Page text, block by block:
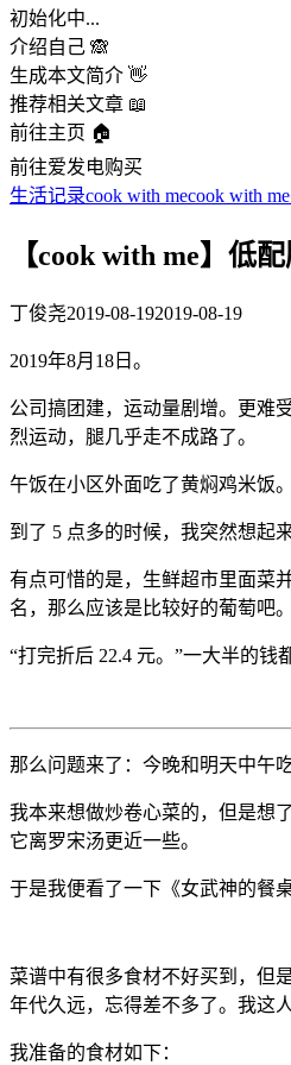
初始化中...
介绍自己 🙈
生成本文简介 👋
推荐相关文章 📖
前往主页 🏠
前往爱发电购买
生活记录cook with mecook with me
【cook with me】低
丁俊尧2019-08-192019-08-19
2019年8月18日。
公司搞团建，运动量剧增。更难
烈运动，腿几乎走不成路了。
午饭在小区外面吃了黄焖鸡米饭
到了 5 点多的时候，我突然想起
有点可惜的是，生鲜超市里面菜
名，那么应该是比较好的葡萄吧。
“打完折后 22.4 元。”一大半的钱
那么问题来了：今晚和明天中午
我本来想做炒卷心菜的，但是想
它离罗宋汤更近一些。
于是我便看了一下《女武神的餐
菜谱中有很多食材不好买到，但
年代久远，忘得差不多了。我这
我准备的食材如下：